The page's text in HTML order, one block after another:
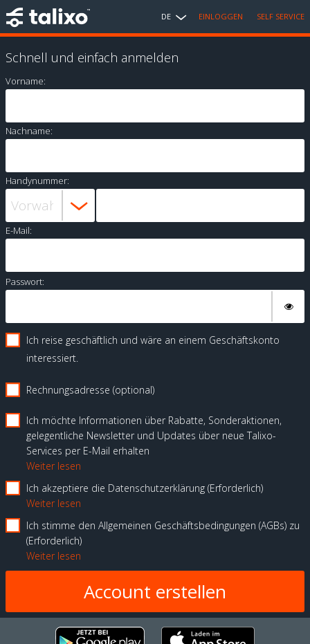
DE EINLOGGEN SELF SERVICE
Schnell und einfach anmelden
Vorname:
Nachname:
Handynummer:
E-Mail:
Passwort:
Ich reise geschäftlich und wäre an einem Geschäftskonto
interessiert.
Rechnungsadresse (optional)
Ich möchte Informationen über Rabatte, Sonderaktionen,
gelegentliche Newsletter und Updates über neue Talixo-
Services per E-Mail erhalten
Weiter lesen
Ich akzeptiere die Datenschutzerklärung Erforderlich
Weiter lesen
Ich stimme den Allgemeinen Geschäftsbedingungen (AGBs) zu
Erforderlich
Weiter lesen